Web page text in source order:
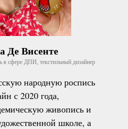
Де Висенте
в сфере ДПИ, текстильный дизайнер
народную роспись
с 2020 года,
живопись и
школе, а